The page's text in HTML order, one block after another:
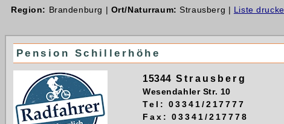
Region: Brandenburg | Ort/Naturraum:Strausberg | Liste
Pension Schillerhöhe
15344 Strausberg
Wesendahler Str. 10
Tel: 03341/217777
Fax: 03341/217778